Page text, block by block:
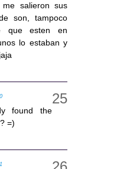
salieron sus
son, tampoco
que esten en
lo estaban y
found the
=)